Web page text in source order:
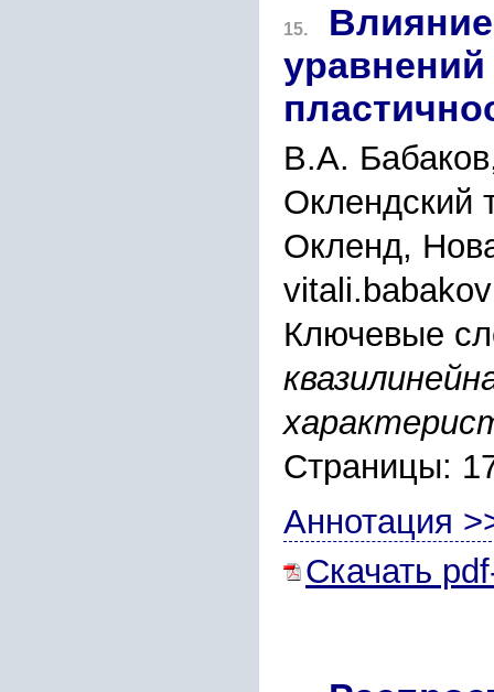
15.
уравнений
В.А.
Оклендский
Окленд,
Ключевые
Страницы:
Аннотация
Скачать